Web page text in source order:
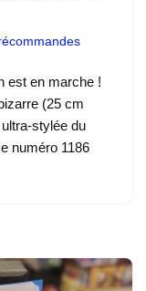
est en marche !
(25 cm
stylée du
numéro 1186